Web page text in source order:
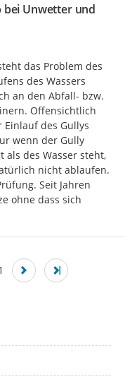
bei Unwetter und
das Problem des
des Wassers
an den Abfall- bzw.
Offensichtlich
Einlauf des Gullys
wenn der Gully
als des Wasser steht,
nicht ablaufen.
Seit Jahren
ohne dass sich